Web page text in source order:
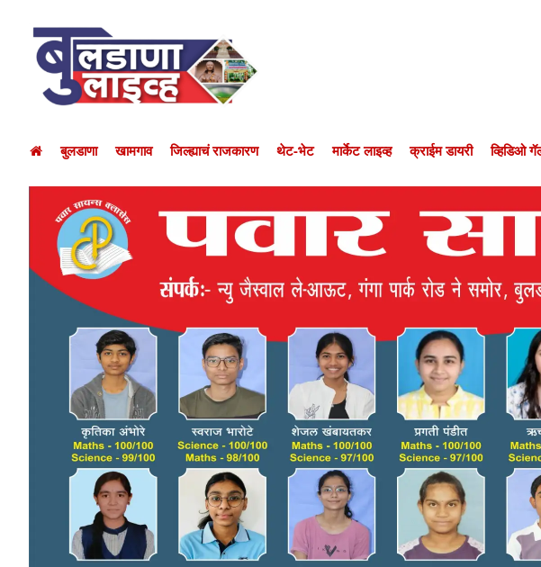
बुलडाणा खामगाव जिल्ह्याचं राजकारण थेट-भेट मार्केट लाइव्ह क्राईम डायरी व्हिडिओ